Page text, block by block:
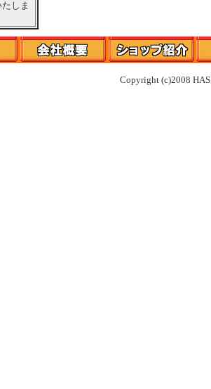
しま
Copyright (c)2008